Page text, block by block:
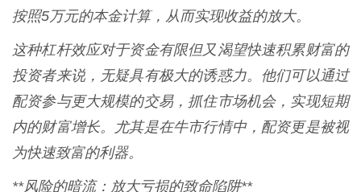
按照5万元的本金计算，从而实现收益的放大。
这种杠杆效应对于资金有限但又渴望快速积累财富的
投资者来说，无疑具有极大的诱惑力。他们可以通过
配资参与更大规模的交易，抓住市场机会，实现短期
内的财富增长。尤其是在牛市行情中，配资更是被视
为快速致富的利器。
**风险的暗流：放大亏损的致命陷阱**